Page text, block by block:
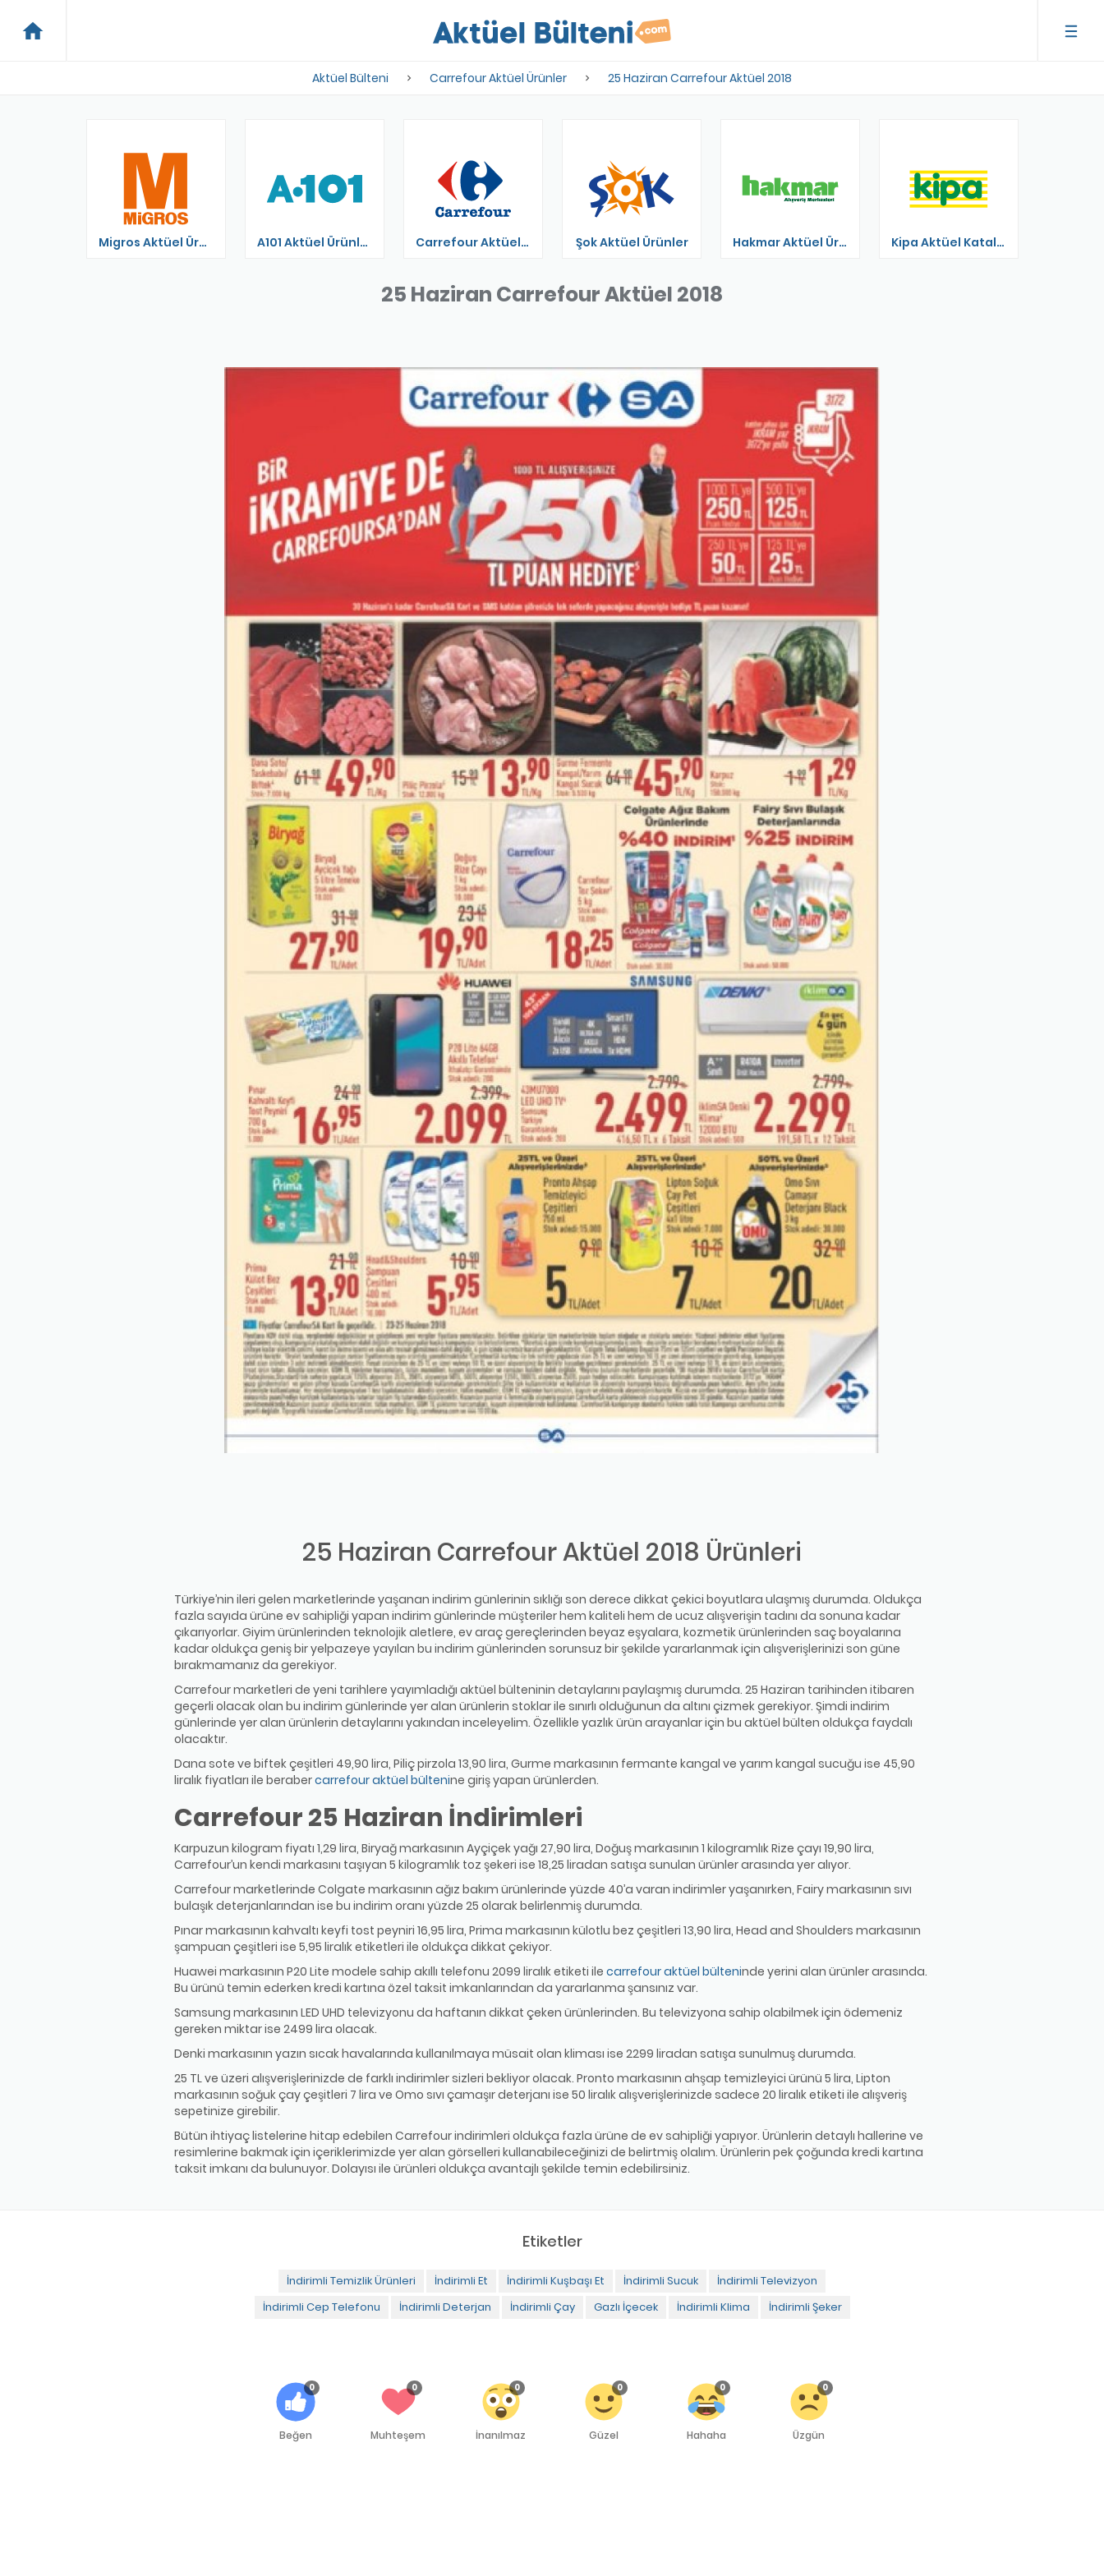
home
Aktüel Bülteni Carrefour Aktüel Ürünler 25 Haziran Carrefour Aktüel 2018
Migros Aktüel Ürünler Kataloğu A101 Aktüel Ürünler Carrefour Aktüel Ürünler Şok Aktüel Ürünler Hakmar Aktüel Ürünler Kipa Aktüel Katalog
25 Haziran Carrefour Aktüel 2018
25 Haziran Carrefour Aktüel 2018 Ürünleri
Türkiye’nin ileri gelen marketlerinde yaşanan indirim günlerinin sıklığı son derece dikkat çekici boyutlara ulaşmış durumda. Oldukça
fazla sayıda ürüne ev sahipliği yapan indirim günlerinde müşteriler hem kaliteli hem de ucuz alışverişin tadını da sonuna kadar
çıkarıyorlar. Giyim ürünlerinden teknolojik aletlere, ev araç gereçlerinden beyaz eşyalara, kozmetik ürünlerinden saç boyalarına
kadar oldukça geniş bir yelpazeye yayılan bu indirim günlerinden sorunsuz bir şekilde yararlanmak için alışverişlerinizi son güne
bırakmamanız da gerekiyor.
Carrefour marketleri de yeni tarihlere yayımladığı aktüel bülteninin detaylarını paylaşmış durumda. 25 Haziran tarihinden itibaren
geçerli olacak olan bu indirim günlerinde yer alan ürünlerin stoklar ile sınırlı olduğunun da altını çizmek gerekiyor. Şimdi indirim
günlerinde yer alan ürünlerin detaylarını yakından inceleyelim. Özellikle yazlık ürün arayanlar için bu aktüel bülten oldukça faydalı
olacaktır.
Dana sote ve biftek çeşitleri 49,90 lira, Piliç pirzola 13,90 lira, Gurme markasının fermante kangal ve yarım kangal sucuğu ise 45,90
liralık fiyatları ile berabercarrefour aktüel bültenine giriş yapan ürünlerden.
Carrefour 25 Haziran İndirimleri
Karpuzun kilogram fiyatı 1,29 lira, Biryağ markasının Ayçiçek yağı 27,90 lira, Doğuş markasının 1 kilogramlık Rize çayı 19,90 lira,
Carrefour’un kendi markasını taşıyan 5 kilogramlık toz şekeri ise 18,25 liradan satışa sunulan ürünler arasında yer alıyor.
Carrefour marketlerinde Colgate markasının ağız bakım ürünlerinde yüzde 40’a varan indirimler yaşanırken, Fairy markasının sıvı
bulaşık deterjanlarından ise bu indirim oranı yüzde 25 olarak belirlenmiş durumda.
Pınar markasının kahvaltı keyfi tost peyniri 16,95 lira, Prima markasının külotlu bez çeşitleri 13,90 lira, Head and Shoulders markasının
şampuan çeşitleri ise 5,95 liralık etiketleri ile oldukça dikkat çekiyor.
Huawei markasının P20 Lite modele sahip akıllı telefonu 2099 liralık etiketi ile carrefour aktüel bülteninde yerini alan ürünler arasında.
Bu ürünü temin ederken kredi kartına özel taksit imkanlarından da yararlanma şansınız var.
Samsung markasının LED UHD televizyonu da haftanın dikkat çeken ürünlerinden. Bu televizyona sahip olabilmek için ödemeniz
gereken miktar ise 2499 lira olacak.
Denki markasının yazın sıcak havalarında kullanılmaya müsait olan kliması ise 2299 liradan satışa sunulmuş durumda.
25 TL ve üzeri alışverişlerinizde de farklı indirimler sizleri bekliyor olacak. Pronto markasının ahşap temizleyici ürünü 5 lira, Lipton
markasının soğuk çay çeşitleri 7 lira ve Omo sıvı çamaşır deterjanı ise 50 liralık alışverişlerinizde sadece 20 liralık etiketi ile alışveriş
sepetinize girebilir.
Bütün ihtiyaç listelerine hitap edebilen Carrefour indirimleri oldukça fazla ürüne de ev sahipliği yapıyor. Ürünlerin detaylı hallerine ve
resimlerine bakmak için içeriklerimizde yer alan görselleri kullanabileceğinizi de belirtmiş olalım. Ürünlerin pek çoğunda kredi kartına
taksit imkanı da bulunuyor. Dolayısı ile ürünleri oldukça avantajlı şekilde temin edebilirsiniz.
Etiketler
İndirimli Temizlik Ürünleri İndirimli Et İndirimli Kuşbaşı Et İndirimli Sucuk
İndirimli Televizyon
İndirimli Cep Telefonu
İndirimli Deterjan İndirimli Çay Gazlı İçecek İndirimli Klima İndirimli Şeker
0
Beğen
0
Muhteşem
0
İnanılmaz
0
Güzel
0
Hahaha
0
Üzgün